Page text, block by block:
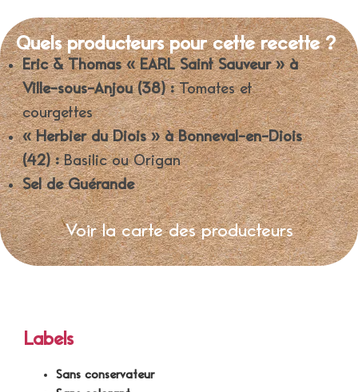
Quels producteurs pour cette recette ?
Eric & Thomas « EARL Saint Sauveur » à
Ville-sous-Anjou (38) :Tomates et
courgettes
« Herbier du Diois » à Bonneval-en-Diois
(42) :Basilic ou Origan
Sel de Guérande
Voir la carte des producteurs
Labels
Sans conservateur